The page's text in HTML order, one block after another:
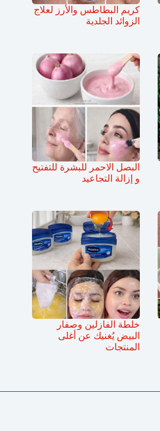
كريم البطاطس والأرز لعلاج
الزوائد الجلدية
البصل الاحمر للبشرة للتفتيح
و إزالة التجاعيد
خلطة الفازلين وصفار
البيض يُغنيك عن أغلى
المنتجات